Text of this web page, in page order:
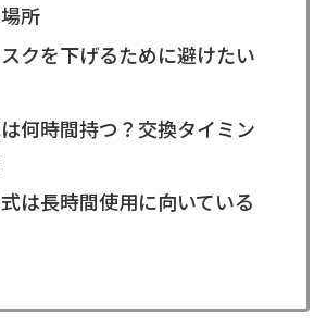
所
クを下げるために避けたい
何時間持つ？交換タイミン
は長時間使用に向いている